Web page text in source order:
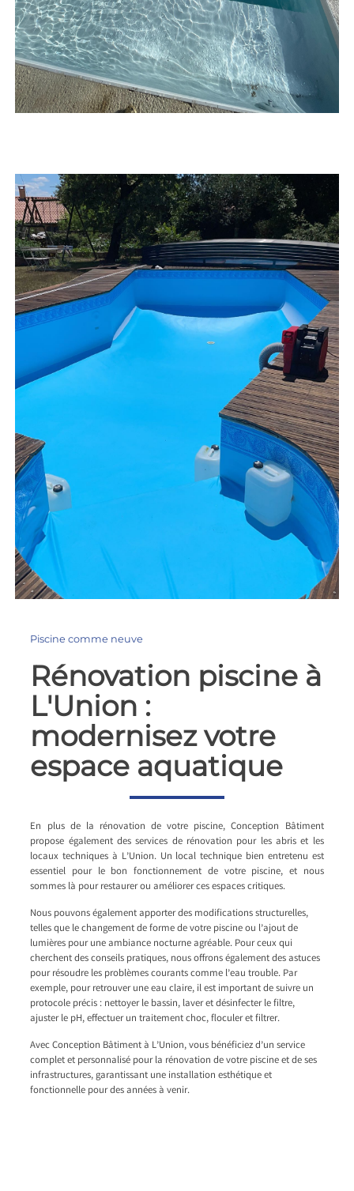
Piscine comme neuve
Rénovation piscine à
L'Union :
modernisez votre
espace aquatique
En plus de la rénovation de votre piscine, Conception Bâtiment
propose également des services de rénovation pour les abris et les
locaux techniques à L’Union. Un local technique bien entretenu est
essentiel pour le bon fonctionnement de votre piscine, et nous
sommes là pour restaurer ou améliorer ces espaces critiques.
Nous pouvons également apporter des modifications structurelles,
telles que le changement de forme de votre piscine ou l’ajout de
lumières pour une ambiance nocturne agréable. Pour ceux qui
cherchent des conseils pratiques, nous offrons également des astuces
pour résoudre les problèmes courants comme l’eau trouble. Par
exemple, pour retrouver une eau claire, il est important de suivre un
protocole précis : nettoyer le bassin, laver et désinfecter le filtre,
ajuster le pH, effectuer un traitement choc, floculer et filtrer.
Avec Conception Bâtiment à L’Union, vous bénéficiez d’un service
complet et personnalisé pour la rénovation de votre piscine et de ses
infrastructures, garantissant une installation esthétique et
fonctionnelle pour des années à venir.